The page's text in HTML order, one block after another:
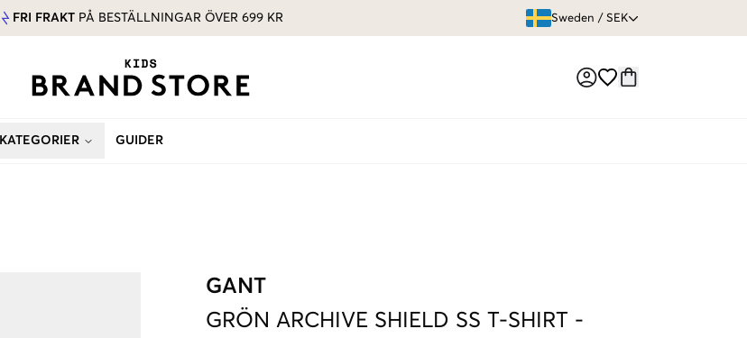
FRI FRAKT PÅ BESTÄLLNINGAR ÖVER 699 KR Sweden / SEK
KATEGORIER GUIDER
GANT
GRÖN ARCHIVE SHIELD SS T-SHIRT -